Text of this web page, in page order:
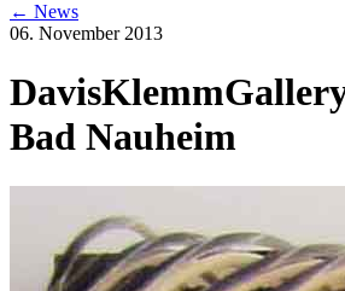
← News
06. November 2013
Bad Nauheim